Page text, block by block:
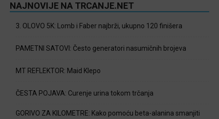
NAJNOVIJE NA TRCANJE.NET
3. OLOVO 5K: Lomb i Faber najbrži, ukupno 120 finišera
PAMETNI SATOVI: Često generatori nasumičnih brojeva
MT REFLEKTOR: Maid Klepo
ČESTA POJAVA: Curenje urina tokom trčanja
GORIVO ZA KILOMETRE: Kako pomoću beta-alanina smanjiti